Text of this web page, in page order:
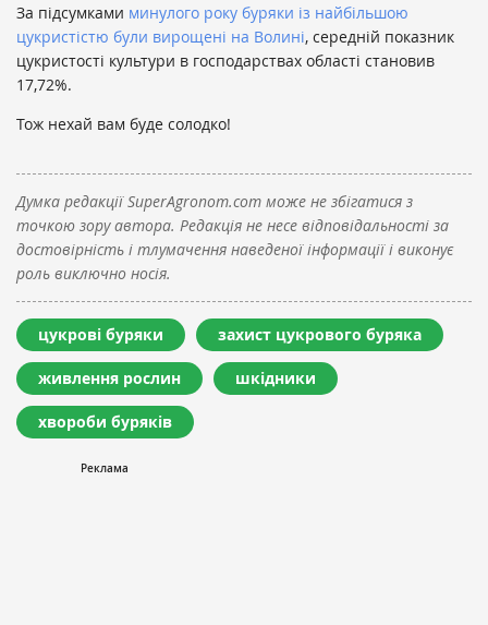
За підсумками минулого року буряки із найбільшою
цукристістю були вирощені на Волині, середній показник
цукристості культури в господарствах області становив
17,72%.
Тож нехай вам буде солодко!
Думка редакції SuperAgronom.com може не збігатися з
точкою зору автора. Редакція не несе відповідальності за
достовірність і тлумачення наведеної інформації і виконує
роль виключно носія.
цукрові буряки захист цукрового буряка
живлення рослин шкідники
хвороби буряків